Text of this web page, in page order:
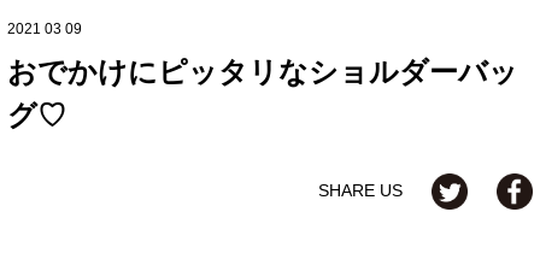
2021 03 09
おでかけにピッタリなショルダーバッ
グ♡
SHARE US